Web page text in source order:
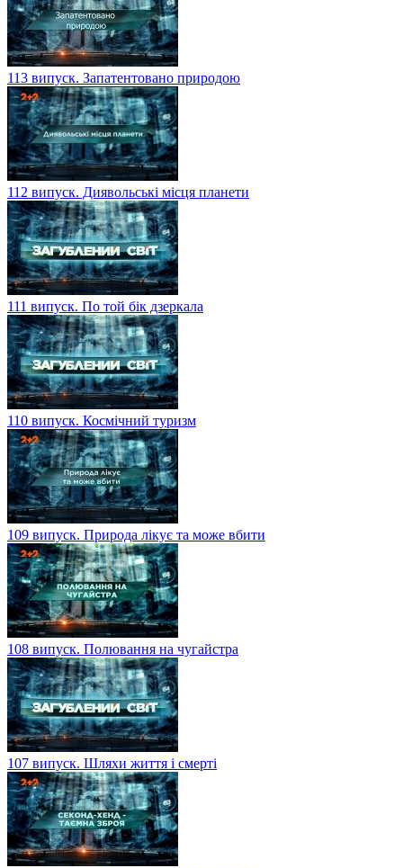
113 випуск. Запатентовано природою
112 випуск. Диявольські місця планети
111 випуск. По той бік дзеркала
110 випуск. Космічний туризм
109 випуск. Природа лікує та може вбити
108 випуск. Полювання на чугайстра
107 випуск. Шляхи життя і смерті